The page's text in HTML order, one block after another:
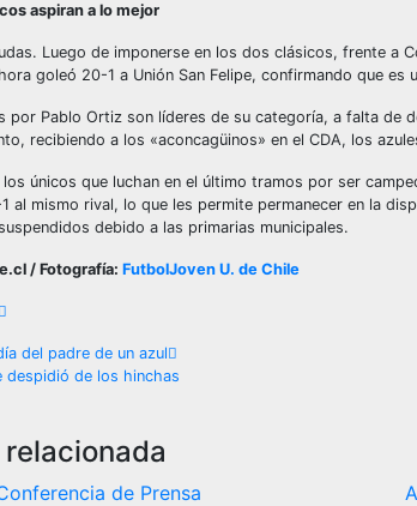
aspiran a lo mejor
Luego de imponerse en los dos clásicos, frente a
goleó 20-1 a Unión San Felipe, confirmando que es
por Pablo Ortiz son líderes de su categoría, a falta de
recibiendo a los «aconcagüinos» en el CDA, los
los únicos que luchan en el último tramos por ser
al mismo rival, lo que les permite permanecer en la
debido a las primarias municipales.
/ Fotografía: FutbolJoven U. de Chile
del padre de un azul
despidió de los hinchas
de Prensa